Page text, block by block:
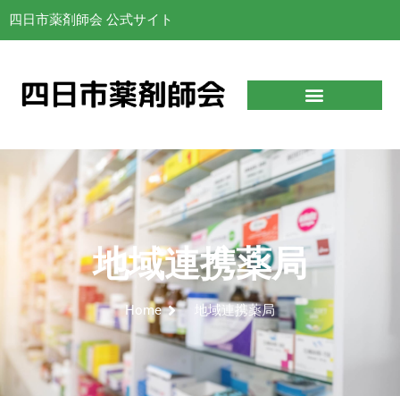
四日市薬剤師会 公式サイト
地域連携薬局
Home 地域連携薬局